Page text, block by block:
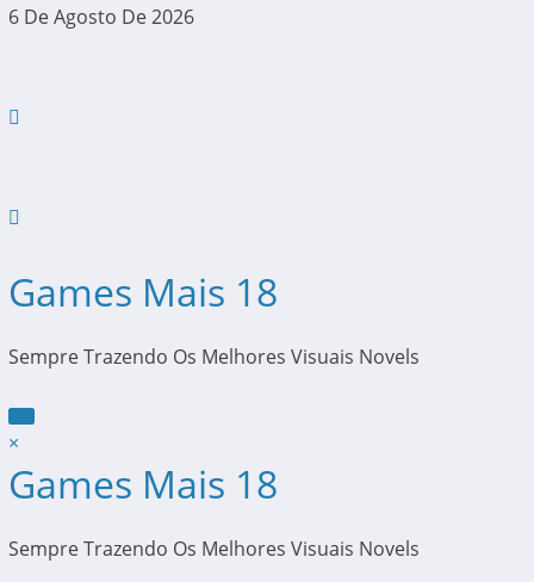
Pular
Conteúdo
6 De Agosto De 2026
Games Mais 18
Sempre Trazendo Os Melhores Visuais Novels
×
Games Mais 18
Sempre Trazendo Os Melhores Visuais Novels